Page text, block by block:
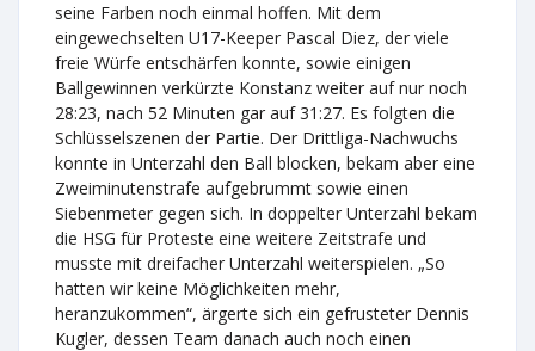
seine Farben noch einmal hoffen. Mit dem
eingewechselten U17-Keeper Pascal Diez, der viele
freie Würfe entschärfen konnte, sowie einigen
Ballgewinnen verkürzte Konstanz weiter auf nur noch
28:23, nach 52 Minuten gar auf 31:27. Es folgten die
Schlüsselszenen der Partie. Der Drittliga-Nachwuchs
konnte in Unterzahl den Ball blocken, bekam aber eine
Zweiminutenstrafe aufgebrummt sowie einen
Siebenmeter gegen sich. In doppelter Unterzahl bekam
die HSG für Proteste eine weitere Zeitstrafe und
musste mit dreifacher Unterzahl weiterspielen. „So
hatten wir keine Möglichkeiten mehr,
heranzukommen“, ärgerte sich ein gefrusteter Dennis
Kugler, dessen Team danach auch noch einen